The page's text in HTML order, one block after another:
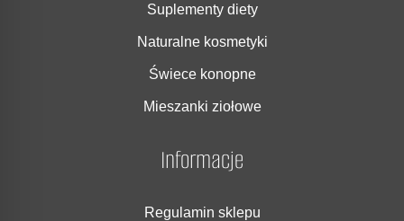
Suplementy diety
Naturalne kosmetyki
Świece konopne
Mieszanki ziołowe
Informacje
Regulamin sklepu